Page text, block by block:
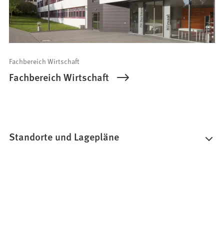
Fachbereich Wirtschaft
Fachbereich Wirtschaft
Standorte und Lagepläne